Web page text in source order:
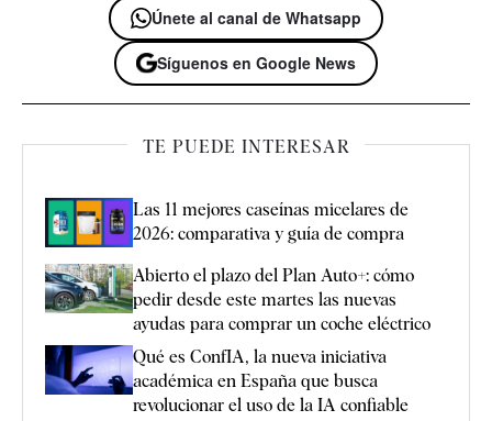
Únete al canal de Whatsapp
Síguenos en Google News
TE PUEDE INTERESAR
Las 11 mejores caseínas micelares de
2026: comparativa y guía de compra
Abierto el plazo del Plan Auto+: cómo
pedir desde este martes las nuevas
ayudas para comprar un coche eléctrico
Qué es ConfIA, la nueva iniciativa
académica en España que busca
revolucionar el uso de la IA confiable